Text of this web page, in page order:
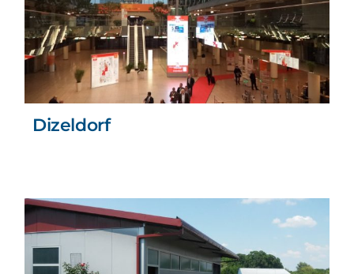
Dizeldorf